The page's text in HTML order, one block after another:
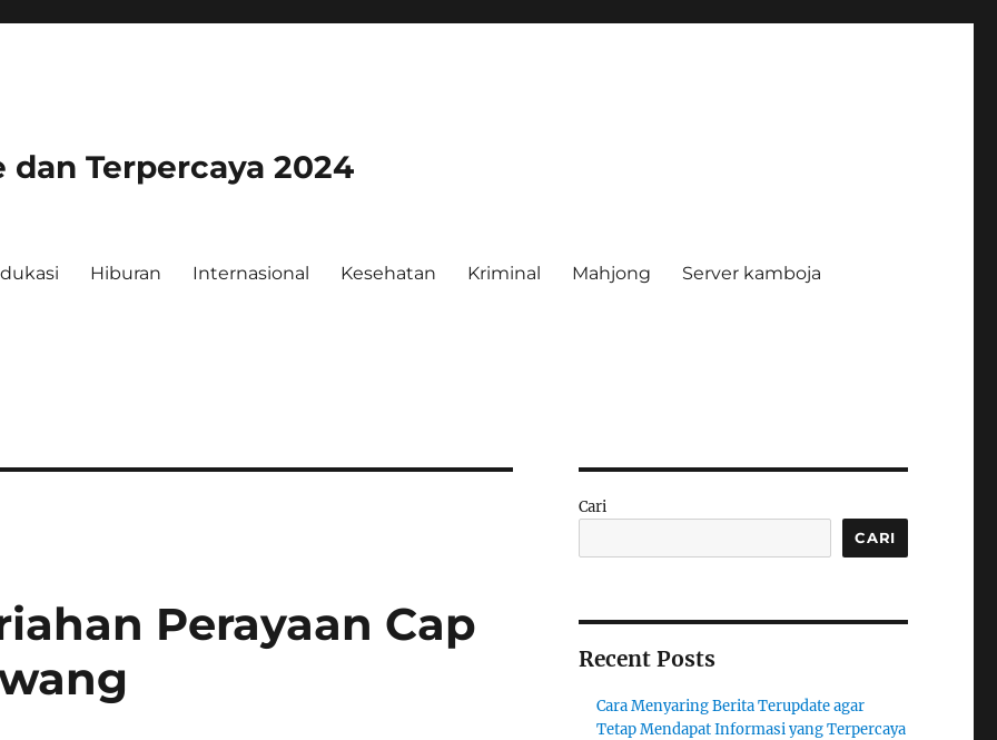
Terpercaya 2024
Hiburan Internasional Kesehatan Kriminal Mahjong Server kamboja
Perayaan Cap
Cari
CARI
Recent Posts
Cara Menyaring Berita Terupdate agar
Tetap Mendapat Informasi yang Terpercaya